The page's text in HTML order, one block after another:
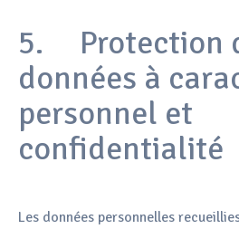
5. Protection
données à
personnel et
confidentialité
Les données personnelles